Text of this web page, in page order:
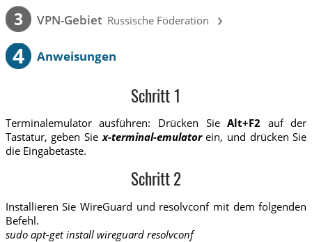
3 VPN-Gebiet Russische Föderation ›
4 Anweisungen
Schritt 1
Terminalemulator ausführen: Drücken SieAlt+F2 auf der
Tastatur, geben Siex-terminal-emulatorein, und drücken Sie
die Eingabetaste.
Schritt 2
Installieren Sie WireGuard und resolvconf mit dem folgenden
Befehl.
sudo apt-get install wireguard resolvconf